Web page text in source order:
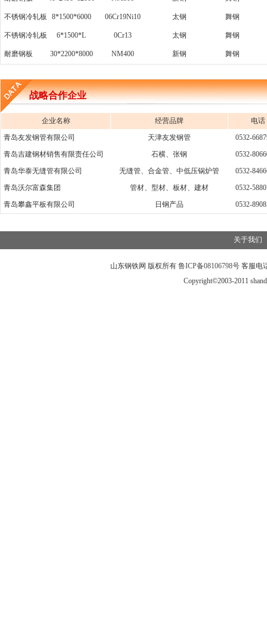
不锈钢冷轧板 8*1500*6000 06Cr19Ni10 太钢 舞钢
不锈钢冷轧板 6*1500*L 0Cr13 太钢 舞钢
耐磨钢板 30*2200*8000 NM400 新钢 舞钢
战略合作企业
企业名称 经营品牌
电话
青岛友发钢管有限公司
天津友发钢管
0532-
青岛吉建钢材销售有限责任公司
石横、张钢
0532-
青岛华泰无缝管有限公司
无缝管、合金管、中低压锅炉管
0532-
青岛沃尔富森集团
管材、型材、板材、建材
0532-
青岛攀鑫平板有限公司
日钢产品 0532-
关于我们
山东钢铁网 版权所有 鲁ICP备08106798号 客服电
Copyright©2003-2011